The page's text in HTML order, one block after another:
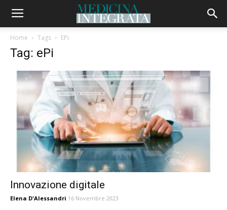
Home Tags EPi
Tag: ePi
Innovazione digitale
Elena D'Alessandri 16 Novembre 2023